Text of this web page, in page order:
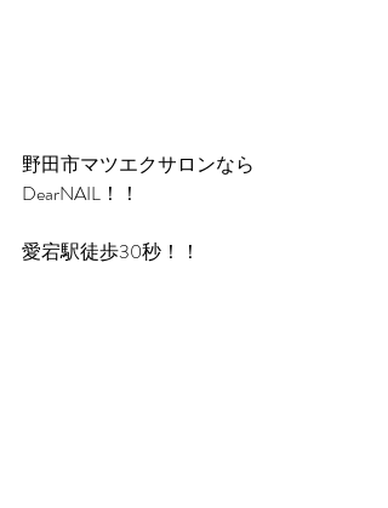
野田市マツエクサロンなら
DearNAIL！！
愛宕駅徒歩30秒！！